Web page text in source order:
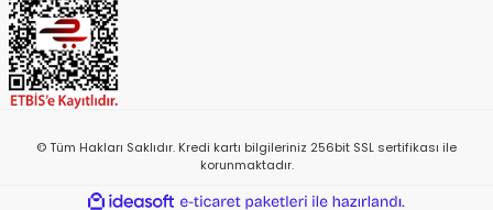
© Tüm Hakları Saklıdır. Kredi kartı bilgileriniz 256bit SSL sertifikası ile
korunmaktadır.
ideasoft e-